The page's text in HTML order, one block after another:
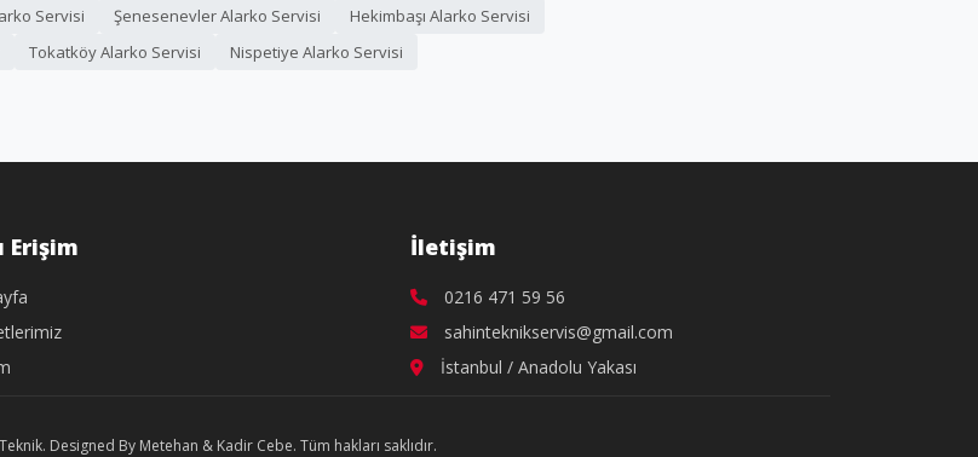
Servisi Şenesenevler Alarko Servisi
Hekimbaşı Alarko Servisi
Tokatköy Alarko Servisi Nispetiye Alarko Servisi
Erişim İletişim
0216 471 59 56
sahinteknikservis@gmail.com
İstanbul / Anadolu Yakası
Designed By Metehan & Kadir Cebe. Tüm hakları saklıdır.